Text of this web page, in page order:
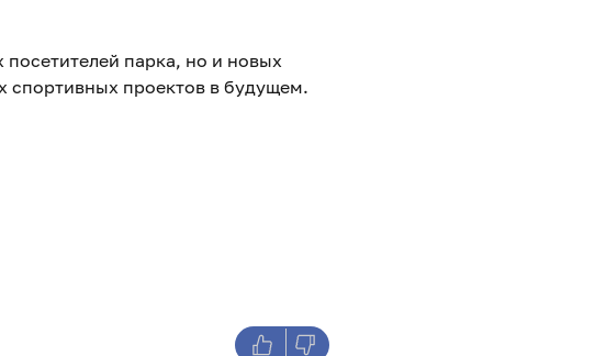
парка, но и новых
спортивных проектов в будущем.